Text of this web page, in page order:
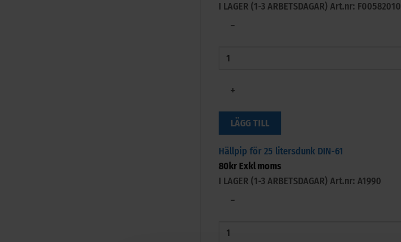
I LAGER (1-3 ARBETSDAGAR) Art.nr: F00582010
−
+
LÄGG TILL
Hällpip för 25 litersdunk DIN-61
80kr Exkl moms
I LAGER (1-3 ARBETSDAGAR) Art.nr: A1990
−